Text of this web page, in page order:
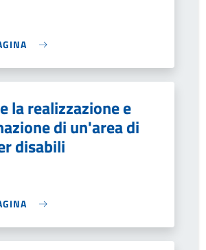
la realizzazione e
di un'area di
disabili